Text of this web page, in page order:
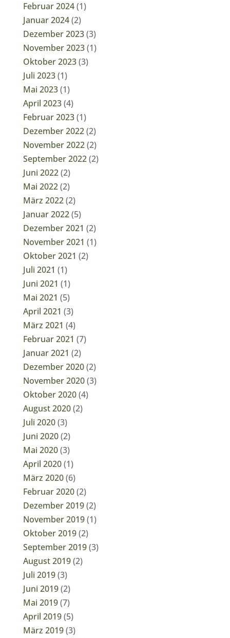
Februar 2024(1)
Januar 2024(2)
Dezember 2023(3)
November 2023(1)
Oktober 2023(3)
Juli 2023(1)
Mai 2023(1)
April 2023(4)
Februar 2023(1)
Dezember 2022(2)
November 2022(2)
September 2022(2)
Juni 2022(2)
Mai 2022(2)
März 2022(2)
Januar 2022(5)
Dezember 2021 (2)
November 2021 (1)
Oktober 2021 (2)
Juli 2021 (1)
Juni 2021 (1)
Mai 2021 (5)
April 2021 (3)
März 2021 (4)
Februar 2021 (7)
Januar 2021 (2)
Dezember 2020(2)
November 2020(3)
Oktober 2020(4)
August 2020(2)
Juli 2020(3)
Juni 2020(2)
Mai 2020(3)
April 2020(1)
März 2020(6)
Februar 2020(2)
Dezember 2019(2)
November 2019(1)
Oktober 2019(2)
September 2019(3)
August 2019(2)
Juli 2019(3)
Juni 2019(2)
Mai 2019(7)
April 2019(5)
März 2019(3)